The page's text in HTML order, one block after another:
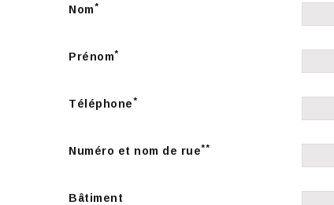
Nom*
Prénom*
Téléphone*
Numéro et nom de rue**
Bâtiment